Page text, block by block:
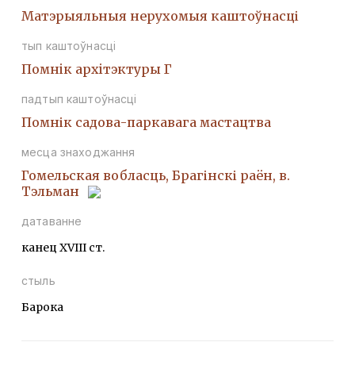
Матэрыяльныя нерухомыя каштоўнасці
тып каштоўнасці
Помнiк архiтэктуры Г
падтып каштоўнасці
Помнік садова-паркавага мастацтва
месца знаходжання
Гомельская вобласць, Брагінскі раён, в.
Тэльман
датаванне
канец XVIII ст.
стыль
Барока